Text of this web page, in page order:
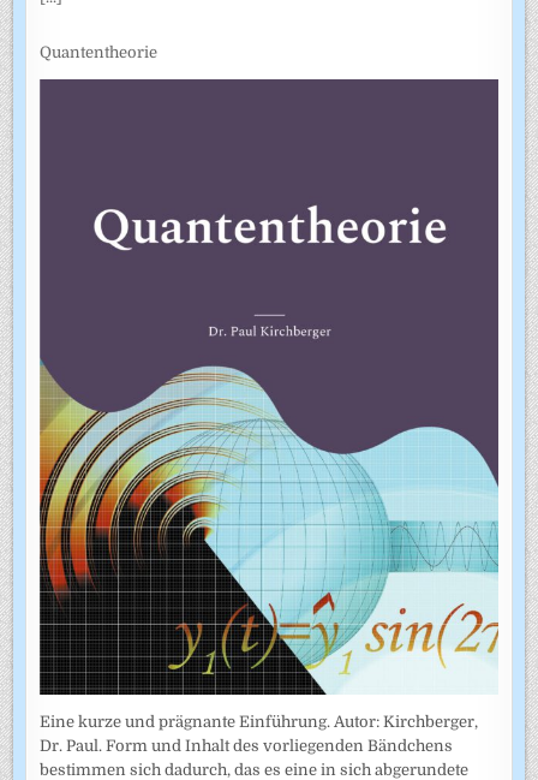
Quantentheorie
Eine kurze und prägnante Einführung. Autor: Kirchberger,
Dr. Paul. Form und Inhalt des vorliegenden Bändchens
bestimmen sich dadurch, das es eine in sich abgerundete